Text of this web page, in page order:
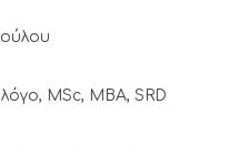
ΜSc, MBA, SRD